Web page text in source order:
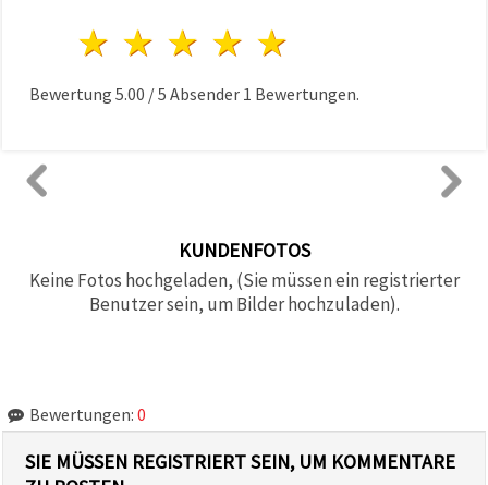
4 Sterne
3 Sterne
2 Sterne
1 Stern
Bewertung 5.00 /5 Absender 1 Bewertungen.
KUNDENFOTOS
Keine Fotos hochgeladen, (Sie müssen ein registrierter
Benutzer sein, um Bilder hochzuladen).
Bewertungen: 0
SIE MÜSSEN REGISTRIERT SEIN, UM KOMMENTARE